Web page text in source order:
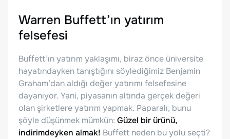
Warren Buffett’ın yatırım
felsefesi
Buffett’ın yatırım yaklaşımı, biraz önce üniversite
hayatındayken tanıştığını söylediğimiz Benjamin
Graham’dan aldığı değer yatırımı felsefesine
dayanıyor. Yani, piyasanın altında gerçek değeri
olan şirketlere yatırım yapmak. Paparalı, bunu
şöyle düşünmek mümkün: Güzel bir ürünü,
indirimdeyken almak! Buffett neden bu yolu seçti?